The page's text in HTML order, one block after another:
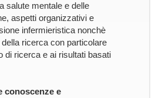
salute mentale e delle
aspetti organizzativi e
infermieristica nonchè
ricerca con particolare
di ricerca e ai risultati basati
conoscenze e